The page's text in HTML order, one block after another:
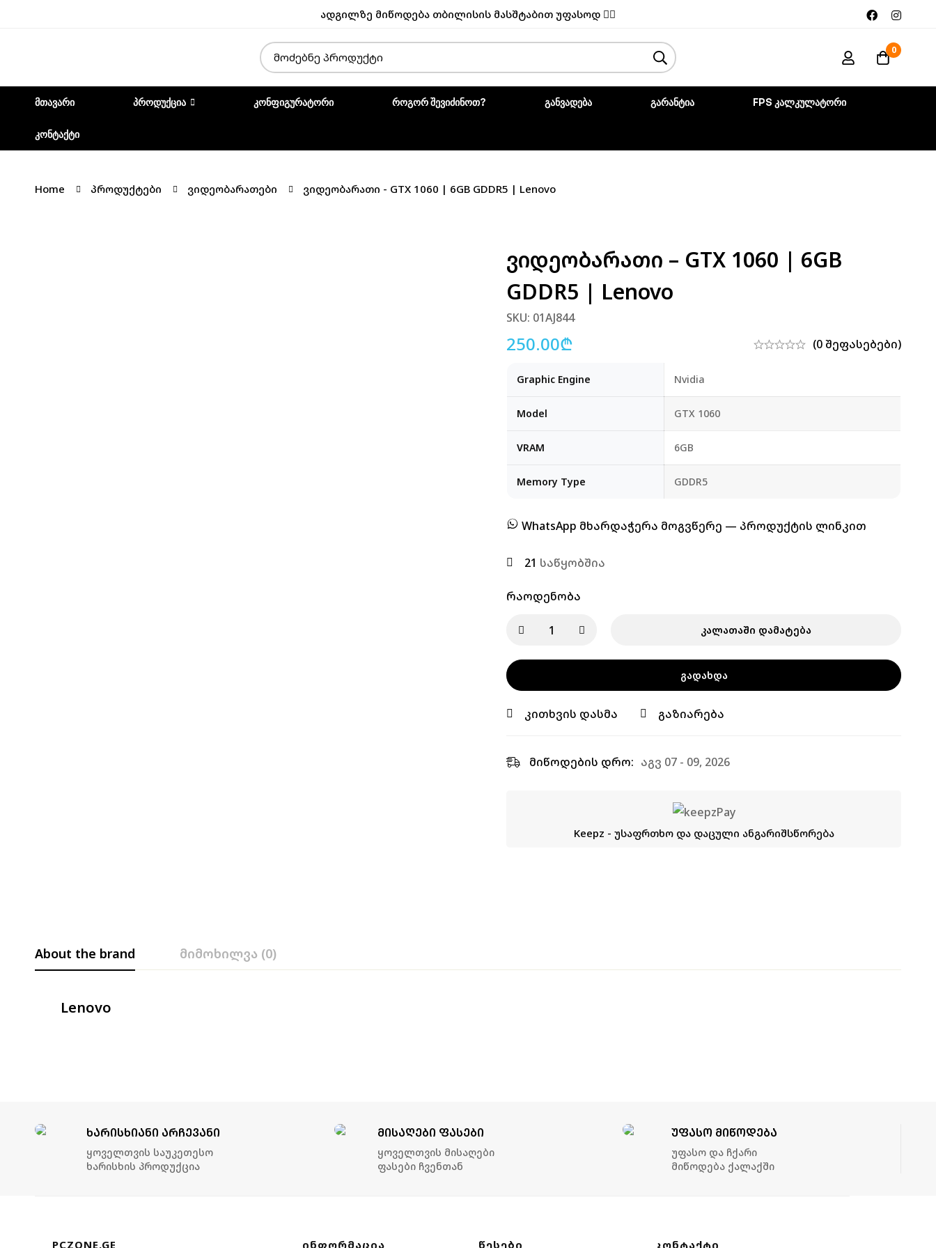
ადგილზე მიწოდება თბილისის მასშტაბით უფასოდ ✌🏼
0
ᲛᲗᲐᲕᲐᲠᲘ ᲞᲠᲝᲓᲣᲥᲪᲘᲐ ᲙᲝᲜᲤᲘᲒᲣᲠᲐᲢᲝᲠᲘ ᲠᲝᲒᲝᲠ ᲨᲔᲕᲘᲫᲘᲜᲝᲗ? ᲒᲐᲜᲕᲐᲓᲔᲑᲐ ᲒᲐᲠᲐᲜᲢᲘᲐ FPS ᲙᲐᲚᲙᲣᲚᲐᲢᲝᲠᲘ
ᲙᲝᲜᲢᲐᲥᲢᲘ
Home პროდუქტები ვიდეობარათები ვიდეობარათი - GTX 1060 | 6GB GDDR5 | Lenovo
Ვიდეობარათი – GTX 1060 | 6GB
GDDR5 | Lenovo
SKU: 01AJ844
250.00₾ (0 შეფასებები)
Graphic Engine Nvidia
Model GTX 1060
VRAM 6GB
Memory Type GDDR5
WhatsApp მხარდაჭერა მოგვწერე — პროდუქტის ლინკით
21 საწყობშია
Რაოდენობა
ᲙᲐᲚᲐᲗᲐᲨᲘ ᲓᲐᲛᲐᲢᲔᲑᲐ
ᲒᲐᲓᲐᲮᲓᲐ
კითხვის დასმა გაზიარება
მიწოდების დრო: აგვ 07 - 09, 2026
Keepz - უსაფრთხო და დაცული ანგარიშსწორება
About the brand მიმოხილვა (0)
Lenovo
ᲮᲐᲠᲘᲡᲮᲘᲐᲜᲘ ᲐᲠᲩᲔᲕᲐᲜᲘ
Ყოველთვის Საუკეთესო
Ხარისხის Პროდუქცია
ᲛᲘᲡᲐᲦᲔᲑᲘ ᲤᲐᲡᲔᲑᲘ
Ყოველთვის Მისაღები
Ფასები Ჩვენთან
ᲣᲤᲐᲡᲝ ᲛᲘᲬᲝᲓᲔᲑᲐ
Უფასო Და Ჩქარი
Მიწოდება Ქალაქში
PCZONE.GE ᲘᲜᲤᲝᲠᲛᲐᲪᲘᲐ ᲬᲔᲡᲔᲑᲘ ᲙᲝᲜᲢᲐᲥᲢᲘ